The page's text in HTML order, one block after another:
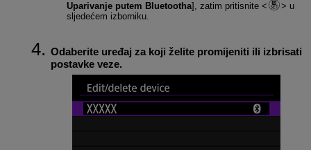
Uparivanje putem Bluetootha], zatim pritisnite
u
sljedećem izborniku.
Odaberite uređaj za koji želite promijeniti ili izbrisati
postavke veze.